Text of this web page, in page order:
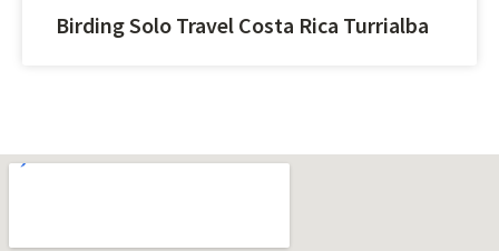
Birding Solo Travel Costa Rica Turrialba